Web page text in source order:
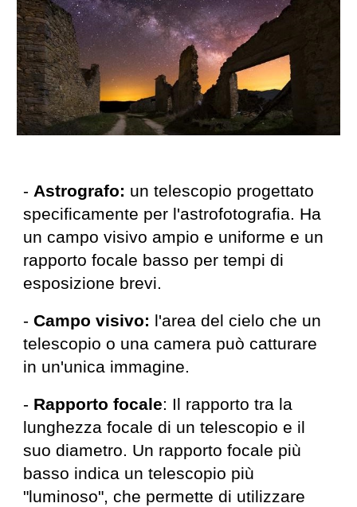
-Astrografo: un telescopio progettato
specificamente per l'astrofotografia. Ha
un campo visivo ampio e uniforme e un
rapporto focale basso per tempi di
esposizione brevi.
-Campo visivo: l'area del cielo che un
telescopio o una camera può catturare
in un'unica immagine.
- Rapporto focale: Il rapporto tra la
lunghezza focale di un telescopio e il
suo diametro. Un rapporto focale più
basso indica un telescopio più
"luminoso", che permette di utilizzare